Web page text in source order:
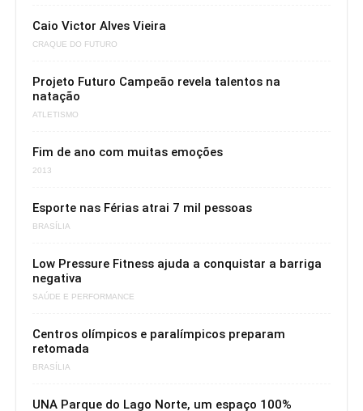
Caio Victor Alves Vieira
CRAQUE DO FUTURO
Projeto Futuro Campeão revela talentos na
natação
ATLETISMO
Fim de ano com muitas emoções
2013
Esporte nas Férias atrai 7 mil pessoas
BRASÍLIA
Low Pressure Fitness ajuda a conquistar a barriga
negativa
SAÚDE E PERFORMANCE
Centros olímpicos e paralímpicos preparam
retomada
BRASÍLIA
UNA Parque do Lago Norte, um espaço 100%